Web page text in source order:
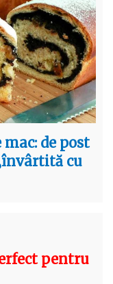
de post
cu
pentru